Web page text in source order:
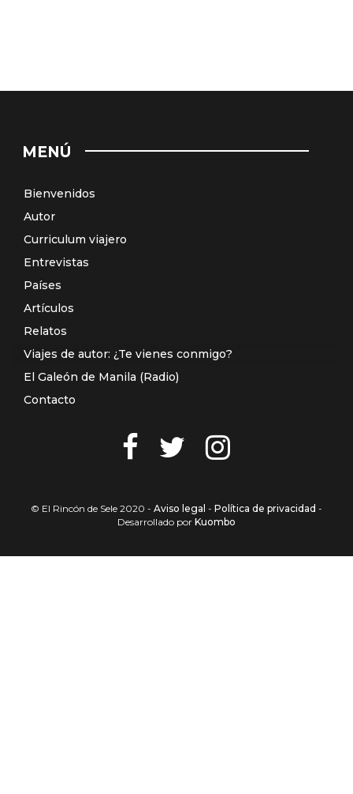
MENÚ
Bienvenidos
Autor
Curriculum viajero
Entrevistas
Países
Artículos
Relatos
Viajes de autor: ¿Te vienes conmigo?
El Galeón de Manila (Radio)
Contacto
© El Rincón de Sele 2020 - Aviso legal - Política de privacidad -
Desarrollado por Kuombo